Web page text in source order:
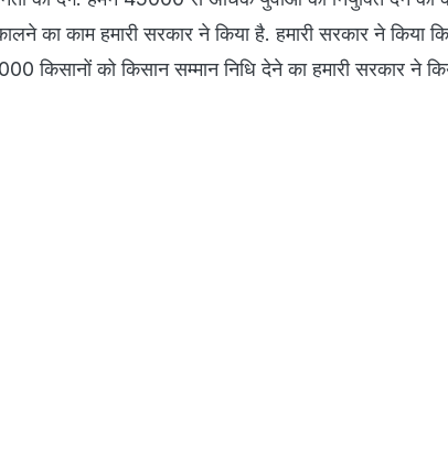
का काम हमारी सरकार ने किया है. हमारी सरकार ने किया
किसानों को किसान सम्मान निधि देने का हमारी सरकार ने